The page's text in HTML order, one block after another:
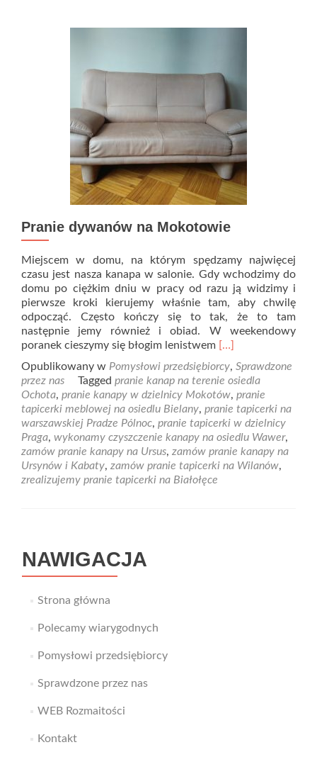
Pranie dywanów na Mokotowie
Miejscem w domu, na którym spędzamy najwięcej
czasu jest nasza kanapa w salonie. Gdy wchodzimy do
domu po ciężkim dniu w pracy od razu ją widzimy i
pierwsze kroki kierujemy właśnie tam, aby chwilę
odpocząć. Często kończy się to tak, że to tam
następnie jemy również i obiad. W weekendowy
poranek cieszymy się błogim lenistwem Read
about
Pranie
dywanów
na
Mokotowie
[…]
Opublikowany w Pomysłowi przedsiębiorcy, Sprawdzone
przez nas
Tagged pranie kanap na terenie osiedla
Ochota, pranie kanapy w dzielnicy Mokotów, pranie
tapicerki meblowej na osiedlu Bielany, pranie tapicerki na
warszawskiej Pradze Pólnoc, pranie tapicerki w dzielnicy
Praga, wykonamy czyszczenie kanapy na osiedlu Wawer,
zamów pranie kanapy na Ursus, zamów pranie kanapy na
Ursynów i Kabaty, zamów pranie tapicerki na Wilanów,
zrealizujemy pranie tapicerki na Białołęce
NAWIGACJA
Strona główna
Polecamy wiarygodnych
Pomysłowi przedsiębiorcy
Sprawdzone przez nas
WEB Rozmaitości
Kontakt